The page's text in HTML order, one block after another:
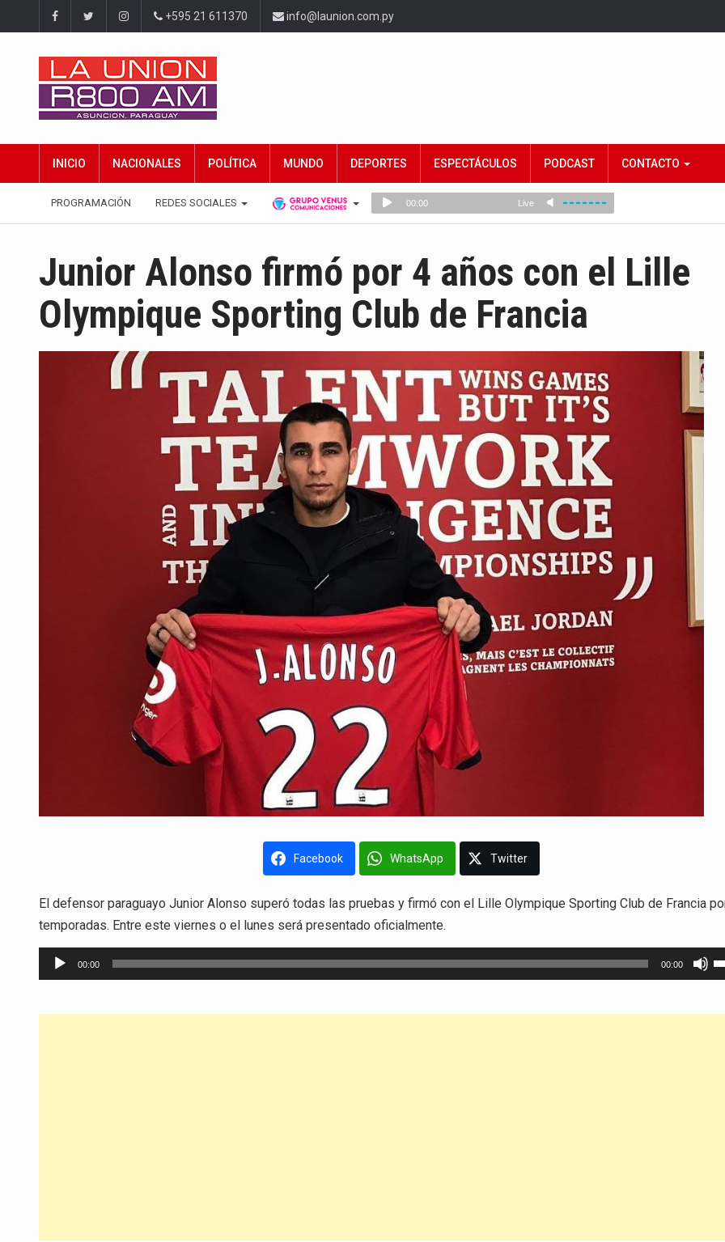
+595 21 611370 info@launion.com.py
INICIO NACIONALES POLÍTICA MUNDO DEPORTES ESPECTÁCULOS PODCAST CONTACTO
PROGRAMACIÓN REDES SOCIALES
Junior Alonso firmó por 4 años con el Lille
Olympique Sporting Club de Francia
Facebook WhatsApp Twitter
El defensor paraguayo Junior Alonso superó todas las pruebas y firmó con el Lille Olympique Sporting Club de Francia
temporadas. Entre este viernes o el lunes será presentado oficialmente.
Reproductor
de
00:00 00:00